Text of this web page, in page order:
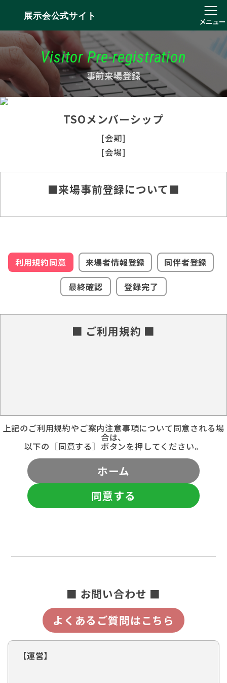
展示会公式サイト
メニュー
Visitor Pre-registration
事前来場登録
TSOメンバーシップ
[会期]
[会場]
■来場事前登録について■
利用規約同意 来場者情報登録
同伴者登録
最終確認
登録完了
■ ご利用規約 ■
上記のご利用規約やご案内注意事項について同意される場
合は、
以下の［同意する］ボタンを押してください。
ホーム
同意する
■ お問い合わせ ■
よくあるご質問はこちら
【運営】